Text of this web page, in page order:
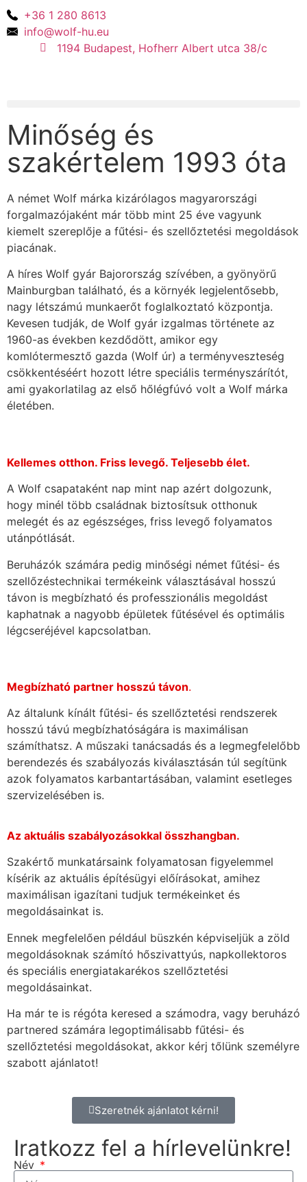
+36 1 280 8613
info@wolf-hu.eu
1194 Budapest, Hofherr Albert utca 38/c
Minőség és
szakértelem 1993 óta
A német Wolf márka kizárólagos magyarországi
forgalmazójaként már több mint 25 éve vagyunk
kiemelt szereplője a fűtési- és szellőztetési megoldások
piacának.
A híres Wolf gyár Bajorország szívében, a gyönyörű
Mainburgban található, és a környék legjelentősebb,
nagy létszámú munkaerőt foglalkoztató központja.
Kevesen tudják, de Wolf gyár izgalmas története az
1960-as években kezdődött, amikor egy
komlótermesztő gazda (Wolf úr) a terményveszteség
csökkentéséért hozott létre speciális terményszárítót,
ami gyakorlatilag az első hőlégfúvó volt a Wolf márka
életében.
Kellemes otthon. Friss levegő. Teljesebb élet.
A Wolf csapataként nap mint nap azért dolgozunk,
hogy minél több családnak biztosítsuk otthonuk
melegét és az egészséges, friss levegő folyamatos
utánpótlását.
Beruházók számára pedig minőségi német fűtési- és
szellőzéstechnikai termékeink választásával hosszú
távon is megbízható és professzionális megoldást
kaphatnak a nagyobb épületek fűtésével és optimális
légcseréjével kapcsolatban.
Megbízható partner hosszú távon.
Az általunk kínált fűtési- és szellőztetési rendszerek
hosszú távú megbízhatóságára is maximálisan
számíthatsz. A műszaki tanácsadás és a legmegfelelőbb
berendezés és szabályozás kiválasztásán túl segítünk
azok folyamatos karbantartásában, valamint esetleges
szervizelésében is.
Az aktuális szabályozásokkal összhangban.
Szakértő munkatársaink folyamatosan figyelemmel
kísérik az aktuális építésügyi előírásokat, amihez
maximálisan igazítani tudjuk termékeinket és
megoldásainkat is.
Ennek megfelelően például büszkén képviseljük a zöld
megoldásoknak számító hőszivattyús, napkollektoros
és speciális energiatakarékos szellőztetési
megoldásainkat.
Ha már te is régóta keresed a számodra, vagy beruházó
partnered számára legoptimálisabb fűtési- és
szellőztetési megoldásokat, akkor kérj tőlünk személyre
szabott ajánlatot!
Szeretnék ajánlatot kérni!
Iratkozz fel a hírlevelünkre!
Név